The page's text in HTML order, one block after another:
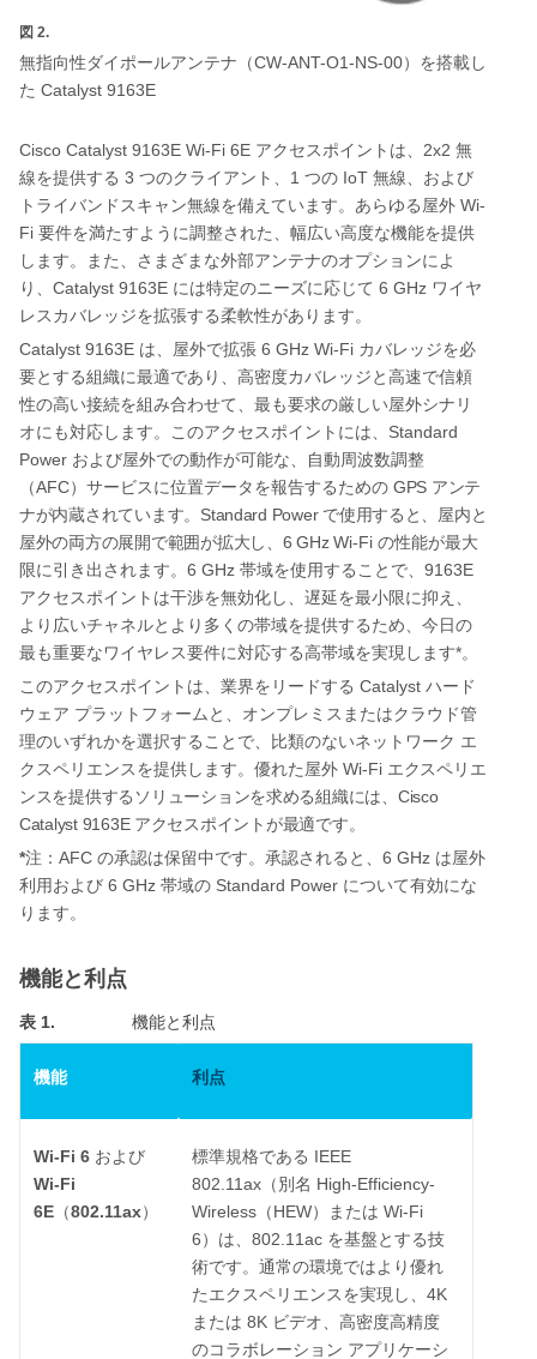
図 2.
無指向性ダイポールアンテナ（CW-ANT-O1-NS-00）を搭載し
た Catalyst 9163E
Cisco Catalyst 9163E Wi-Fi 6E アクセスポイントは、 2x2 無
線を提供する 3 つのクライアント、 1 つの IoT 無線、および
トライバンドスキャン無線を備えています。あらゆる屋外 Wi-
Fi 要件を満たすように調整された、幅広い高度な機能を提供
します。また、さまざまな外部アンテナのオプションによ
り、 Catalyst 9163E には特定のニーズに応じて 6 GHz ワイヤ
レスカバレッジを拡張する柔軟性があります。
Catalyst 9163E は、屋外で拡張 6 GHz Wi-Fi カバレッジを必
要とする組織に最適であり、高密度カバレッジと高速で信頼
性の高い接続を組み合わせて、最も要求の厳しい屋外シナリ
オにも対応します。このアクセスポイントには、 Standard
Power および屋外での動作が可能な、自動周波数調整
（AFC）サービスに位置データを報告するための GPS アンテ
ナが内蔵されています。 Standard Power で使用すると、屋内と
屋外の両方の展開で範囲が拡大し、 6 GHzWi-Fiの性能が最大
限に引き出されます。 6 GHz 帯域を使用することで、 9163E
アクセスポイントは干渉を無効化し、遅延を最小限に抑え、
より広いチャネルとより多くの帯域を提供するため、今日の
最も重要なワイヤレス要件に対応する高帯域を実現します*。
このアクセスポイントは、業界をリードする Catalyst ハード
ウェア プラットフォームと、オンプレミスまたはクラウド管
理のいずれかを選択することで、比類のないネットワーク エ
クスペリエンスを提供します。優れた屋外 Wi-Fi エクスペリエ
ンスを提供するソリューションを求める組織には、 Cisco
Catalyst 9163E アクセスポイントが最適です。
*注： AFC の承認は保留中です。承認されると、 6 GHz は屋外
利用および 6 GHz 帯域の Standard Power について有効にな
ります。
機能と利点
表 1. 機能と利点
機能 利点
Wi-Fi 6 および
Wi-Fi
6E （802.11ax）
標準規格である IEEE
802.11ax （別名 High-Efficiency-
Wireless （ HEW）または Wi-Fi
6 ）は、 802.11ac を基盤とする技
術です。通常の環境ではより優れ
たエクスペリエンスを実現し、 4K
または 8K ビデオ、高密度高精度
のコラボレーション アプリケーシ